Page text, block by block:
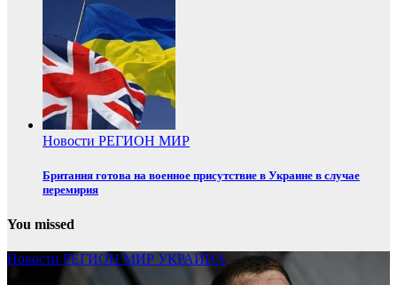
Новости РЕГИОН МИР
Британия готова на военное присутствие в Украине в случае
перемирия
You missed
Новости РЕГИОНМИР УКРАИНА